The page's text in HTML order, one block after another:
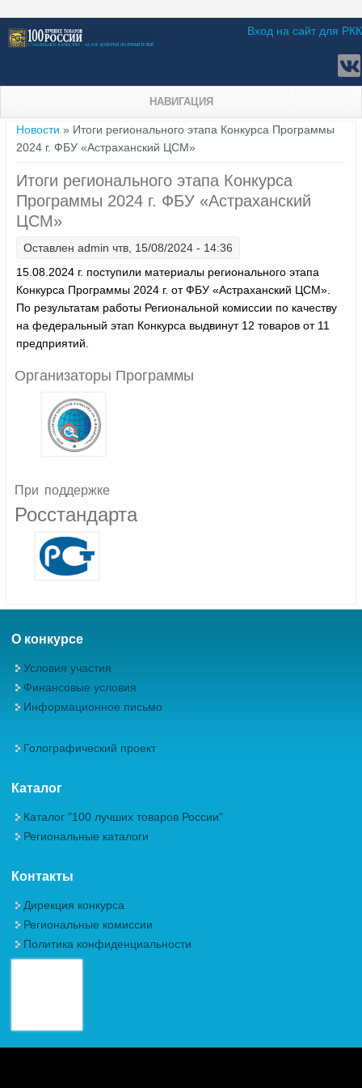
Вход на сайт для РКК
НАВИГАЦИЯ
Вы здесь
Новости » Итоги регионального этапа Конкурса Программы
2024 г. ФБУ «Астраханский ЦСМ»
Итоги регионального этапа Конкурса
Программы 2024 г. ФБУ «Астраханский
ЦСМ»
Оставлен admin чтв, 15/08/2024 - 14:36
15.08.2024 г. поступили материалы регионального этапа
Конкурса Программы 2024 г. от ФБУ «Астраханский ЦСМ».
По результатам работы Региональной комиссии по качеству
на федеральный этап Конкурса выдвинут 12 товаров от 11
предприятий.
Организаторы Программы
При поддержке
Росстандарта
О конкурсе
Условия участия
Финансовые условия
Информационное письмо
Голографический проект
Каталог
Каталог "100 лучших товаров России"
Региональные каталоги
Контакты
Дирекция конкурса
Региональные комиссии
Политика конфиденциальности